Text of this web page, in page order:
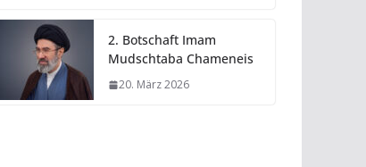
2. Botschaft Imam
Mudschtaba Chameneis
20. März 2026